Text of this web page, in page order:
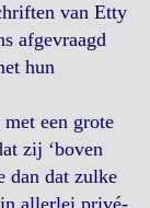
van Etty
afgevraagd
hun
met een grote
zij ‘boven
dan dat zulke
allerlei privé-